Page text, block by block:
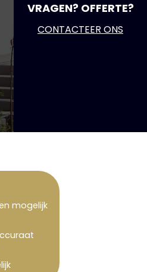
VRAGEN? OFFERTE?
CONTACTEER ONS
mogelijk